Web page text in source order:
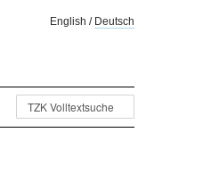
English / Deutsch